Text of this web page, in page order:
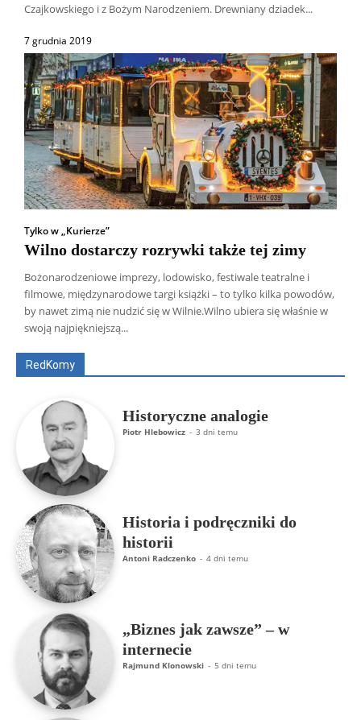
Czajkowskiego i z Bożym Narodzeniem. Drewniany dziadek...
7 grudnia 2019
Tylko w „Kurierze”
Wilno dostarczy rozrywki także tej zimy
Bożonarodzeniowe imprezy, lodowisko, festiwale teatralne i
filmowe, międzynarodowe targi książki – to tylko kilka powodów,
by nawet zimą nie nudzić się w Wilnie.Wilno ubiera się właśnie w
swoją najpiękniejszą...
RedKomy
Wszyscy Aleksander Borowik
Antoni Radczenko
Artur Płokszto
Grzegorz Górny
ks. Jarosław Wąsowicz SDB
Historyczne analogie
Piotr Hlebowicz - 3 dni temu
Historia i podręczniki do
historii
Antoni Radczenko - 4 dni temu
„Biznes jak zawsze” – w
internecie
Rajmund Klonowski - 5 dni temu